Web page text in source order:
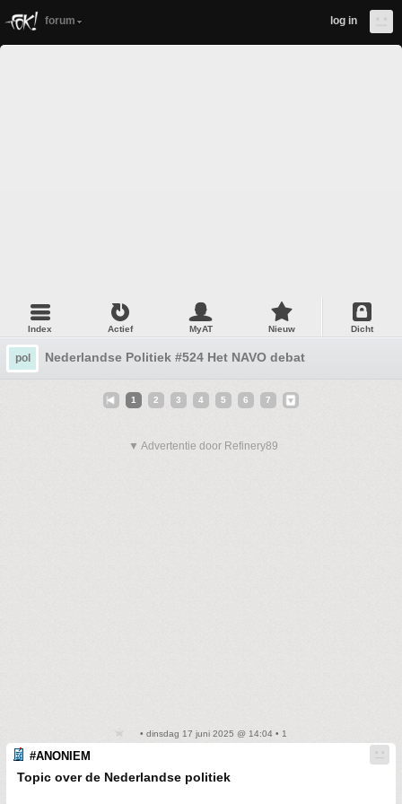
forum log in
Index Actief MyAT Nieuw Dicht
pol Nederlandse Politiek #524 Het NAVO debat
1 2 3 4 5 6 7
▼ Advertentie door Refinery89
• dinsdag 17 juni 2025 @ 14:04 • 1
#ANONIEM
Topic over de Nederlandse politiek